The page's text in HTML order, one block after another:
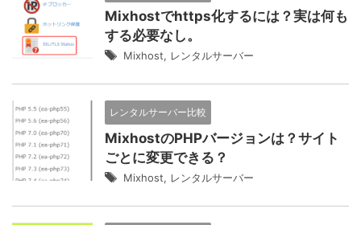
Mixhostでhttps化するには？実は何も
する必要なし。
Mixhost, レンタルサーバー
レンタルサーバー比較
MixhostのPHPバージョンは？サイト
ごとに変更できる？
Mixhost, レンタルサーバー